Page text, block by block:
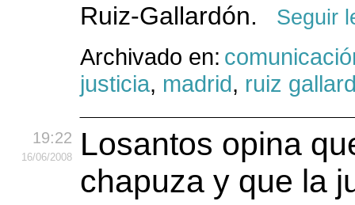
Ruiz-Gallardón.
Seguir
Archivado en:
justicia, madrid, ruiz
19:22
16/06/2008
Losantos opina
chapuza y que la